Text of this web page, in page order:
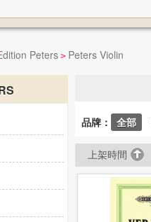
Peters> Peters Violin
品牌： 全部
上架時間